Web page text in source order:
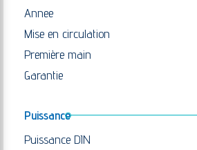
Annee
Mise en circulation
Première main
Garantie
Puissance
Puissance DIN